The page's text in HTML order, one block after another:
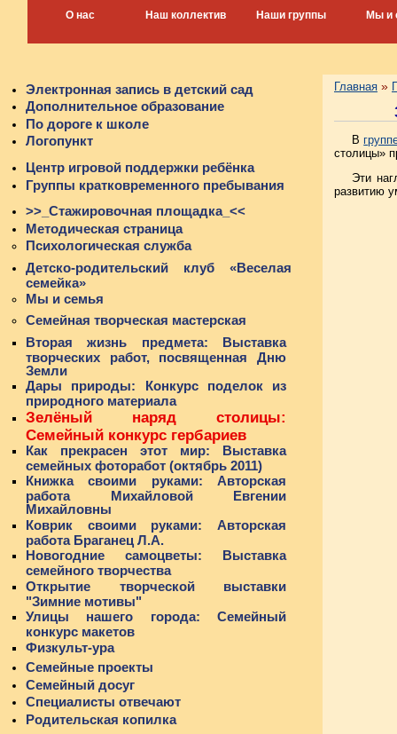
О нас Наш коллектив Наши группы Мы и
Электронная запись в детский сад
Дополнительное образование
По дороге к школе
Логопункт
Центр игровой поддержки ребёнка
Группы кратковременного пребывания
>>_Стажировочная площадка_<<
Методическая страница
Психологическая служба
Детско-родительский клуб «Веселая
семейка»
Мы и семья
Семейная творческая мастерская
Вторая жизнь предмета: Выставка
творческих работ, посвященная Дню
Земли
Дары природы: Конкурс поделок из
природного материала
Зелёный наряд столицы:
Семейный конкурс гербариев
Как прекрасен этот мир: Выставка
семейных фоторабот (октябрь 2011)
Книжка своими руками: Авторская
работа Михайловой Евгении
Михайловны
Коврик своими руками: Авторская
работа Браганец Л.А.
Новогодние самоцветы: Выставка
семейного творчества
Открытие творческой выставки
"Зимние мотивы"
Улицы нашего города: Семейный
конкурс макетов
Физкульт-ура
Семейные проекты
Семейный досуг
Специалисты отвечают
Родительская копилка
Главная »
В
столицы»
Эти
развитию